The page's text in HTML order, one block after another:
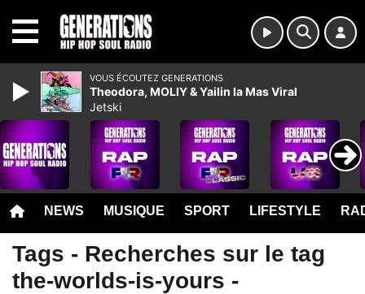
NEWS MUSIQUE SPORT LIFESTYLE
Tags - Recherches sur le tag
the-worlds-is-yours -
VOUS ÉCOUTEZ GENERATIONS
Theodora, MOLIY & Yailin la Mas Viral
Jetski